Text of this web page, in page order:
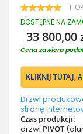
OCENA:
100 100
1
DOSTĘPNE NA
33 800,00
Cena zawiera
KLIKNIJ TUTAJ,
Drzwi
stronę
Czas produkcji:
drzwi PIVOT